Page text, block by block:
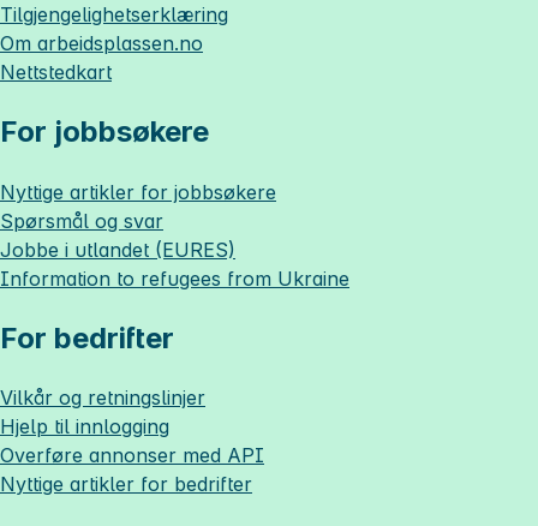
Tilgjengelighetserklæring
Om arbeidsplassen.no
Nettstedkart
For jobbsøkere
Nyttige artikler for jobbsøkere
Spørsmål og svar
Jobbe i utlandet (EURES)
Information to refugees from Ukraine
For bedrifter
Vilkår og retningslinjer
Hjelp til innlogging
Overføre annonser med API
Nyttige artikler for bedrifter